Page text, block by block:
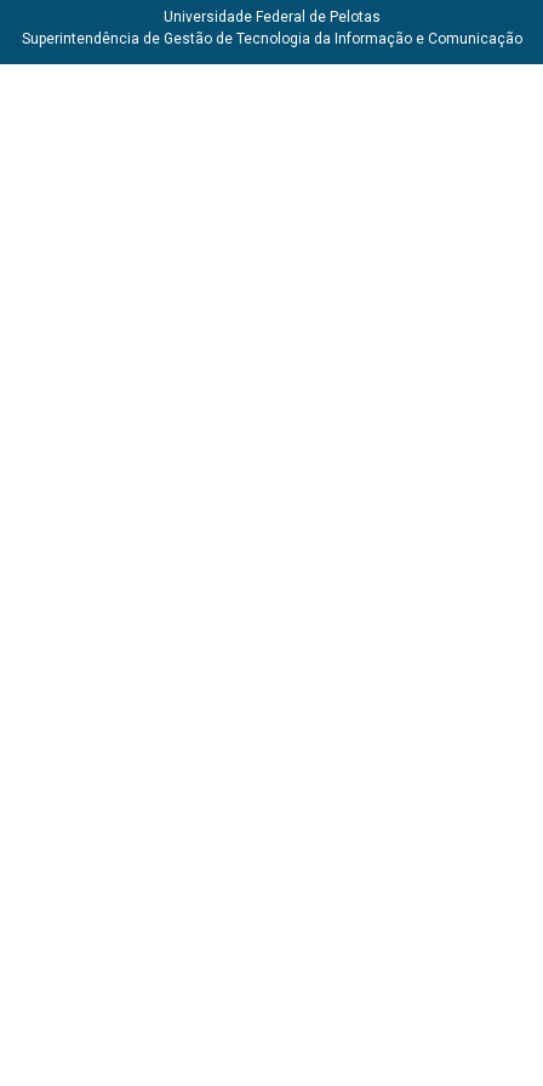
Universidade Federal de Pelotas
Superintendência de Gestão de Tecnologia da Informação e Comunicação